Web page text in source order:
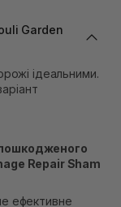
45
15
23 (ТЦ
Garden
ідеальними.
Repair Sham
ефективне